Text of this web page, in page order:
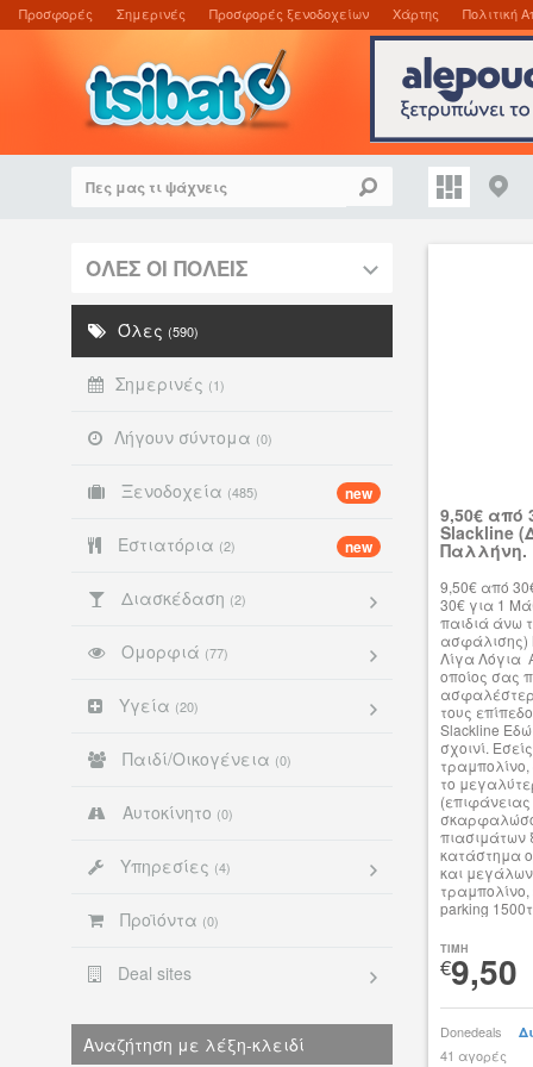
Προσφορές Σημερινές Προσφορές ξενοδοχείων Χάρτης Πολιτική
ΟΛΕΣ ΟΙ ΠΟΛΕΙΣ
Όλες (590)
Σημερινές (1)
Λήγουν σύντομα (0)
Ξενοδοχεία (485) new
Εστιατόρια (2) new
Διασκέδαση (2)
Ομορφιά (77)
Υγεία (20)
Παιδί/Οικογένεια (0)
Αυτοκίνητο (0)
Υπηρεσίες (4)
Προϊόντα (0)
Deal sites
Αναζήτηση με λέξη-κλειδί
9,50€ από
Slackline
Παλλήνη.
9,50€ από
30€ για 1
παιδιά άνω
ασφάλισης)
Λίγα Λόγια
οποίος σας
τους
Slackline
σχοινί.
τραμπολίνο,
το
πιασιμάτων
κατάστημα
και
parking
TIMH
€9,50
Donedeals
41 αγορές